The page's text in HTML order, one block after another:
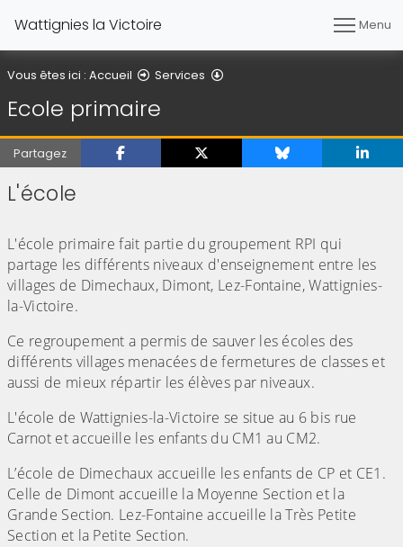
Wattignies la Victoire Menu
Vous êtes ici : Accueil Services
Ecole primaire
Partagez
L'école
L'école primaire fait partie du groupement RPI qui
partage les différents niveaux d'enseignement entre les
villages de Dimechaux, Dimont, Lez-Fontaine, Wattignies-
la-Victoire.
Ce regroupement a permis de sauver les écoles des
différents villages menacées de fermetures de classes et
aussi de mieux répartir les élèves par niveaux.
L'école de Wattignies-la-Victoire se situe au 6 bis rue
Carnot et accueille les enfants du CM1 au CM2.
L’école de Dimechaux accueille les enfants de CP et CE1.
Celle de Dimont accueille la Moyenne Section et la
Grande Section. Lez-Fontaine accueille la Très Petite
Section et la Petite Section.